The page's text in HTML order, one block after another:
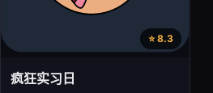
⭐ 8.3
疯狂实习日